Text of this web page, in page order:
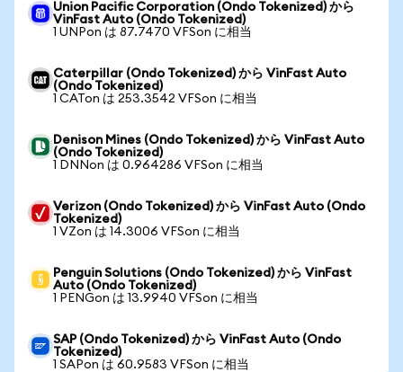
Union Pacific Corporation (Ondo Tokenized) から
VinFast Auto (Ondo Tokenized)
1 UNPon は 87.7470 VFSon に相当
Caterpillar (Ondo Tokenized) から VinFast Auto
(Ondo Tokenized)
1 CATon は 253.3542 VFSon に相当
Denison Mines (Ondo Tokenized) から VinFast Auto
(Ondo Tokenized)
1 DNNon は 0.964286 VFSon に相当
Verizon (Ondo Tokenized) から VinFast Auto (Ondo
Tokenized)
1 VZon は 14.3006 VFSon に相当
Penguin Solutions (Ondo Tokenized) から VinFast
Auto (Ondo Tokenized)
1 PENGon は 13.9940 VFSon に相当
SAP (Ondo Tokenized) から VinFast Auto (Ondo
Tokenized)
1 SAPon は 60.9583 VFSon に相当